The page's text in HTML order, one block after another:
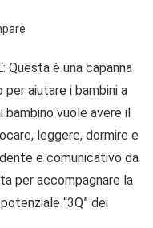
Questa è una capanna
aiutare i bambini a
bambino vuole avere il
leggere, dormire e
e comunicativo da
per accompagnare la
“3Q” dei